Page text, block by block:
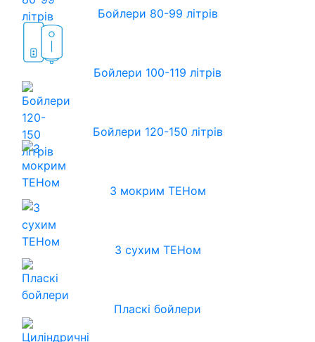
Бойлери 80-99 літрів
Бойлери 100-119 літрів
Бойлери 120-150 літрів
З мокрим ТЕНом
З сухим ТЕНом
Пласкі бойлери